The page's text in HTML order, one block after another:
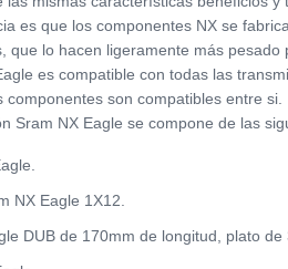
es que los componentes NX se
que lo hacen ligeramente más pesado
es compatible con todas las
componentes son compatibles entre si.
Sram NX Eagle se compone de las
NX Eagle 1X12.
DUB de 170mm de longitud, plato de